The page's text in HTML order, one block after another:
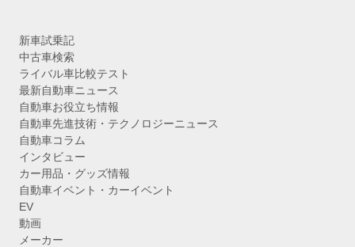
新車試乗記
中古車検索
ライバル車比較テスト
最新自動車ニュース
自動車お役立ち情報
自動車先進技術・テクノロジーニュース
自動車コラム
インタビュー
カー用品・グッズ情報
自動車イベント・カーイベント
EV
動画
メーカー